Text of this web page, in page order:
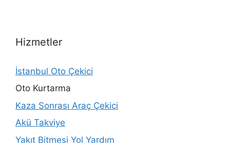
Hizmetler
İstanbul Oto Çekici
Oto Kurtarma
Kaza Sonrası Araç Çekici
Akü Takviye
Yakıt Bitmesi Yol Yardım